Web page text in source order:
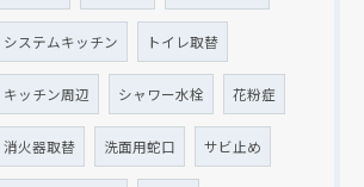
システムキッチン トイレ取替
キッチン周辺 シャワー水栓 花粉症
消火器取替 洗面用蛇口 サビ止め